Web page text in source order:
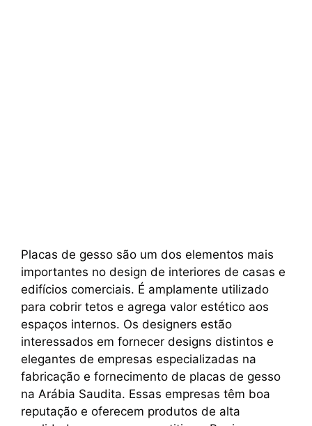
Placas de gesso são um dos elementos mais
importantes no design de interiores de casas e
edifícios comerciais. É amplamente utilizado
para cobrir tetos e agrega valor estético aos
espaços internos. Os designers estão
interessados em fornecer designs distintos e
elegantes de empresas especializadas na
fabricação e fornecimento de placas de gesso
na Arábia Saudita. Essas empresas têm boa
reputação e oferecem produtos de alta